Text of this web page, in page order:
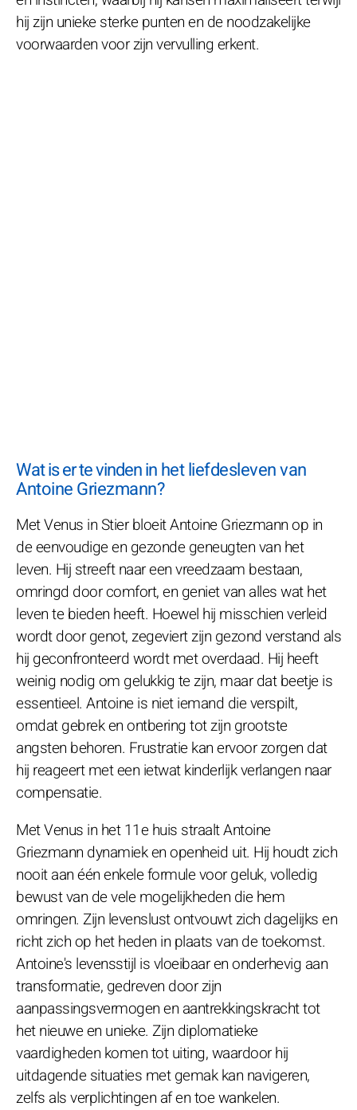
hij zijn unieke sterke punten en de noodzakelijke
voorwaarden voor zijn vervulling erkent.
Wat is er te vinden in het liefdesleven van
Antoine Griezmann?
Met Venus in Stier bloeit Antoine Griezmann op in
de eenvoudige en gezonde geneugten van het
leven. Hij streeft naar een vreedzaam bestaan,
omringd door comfort, en geniet van alles wat het
leven te bieden heeft. Hoewel hij misschien verleid
wordt door genot, zegeviert zijn gezond verstand als
hij geconfronteerd wordt met overdaad. Hij heeft
weinig nodig om gelukkig te zijn, maar dat beetje is
essentieel. Antoine is niet iemand die verspilt,
omdat gebrek en ontbering tot zijn grootste
angsten behoren. Frustratie kan ervoor zorgen dat
hij reageert met een ietwat kinderlijk verlangen naar
compensatie.
Met Venus in het 11e huis straalt Antoine
Griezmann dynamiek en openheid uit. Hij houdt zich
nooit aan één enkele formule voor geluk, volledig
bewust van de vele mogelijkheden die hem
omringen. Zijn levenslust ontvouwt zich dagelijks en
richt zich op het heden in plaats van de toekomst.
Antoine's levensstijl is vloeibaar en onderhevig aan
transformatie, gedreven door zijn
aanpassingsvermogen en aantrekkingskracht tot
het nieuwe en unieke. Zijn diplomatieke
vaardigheden komen tot uiting, waardoor hij
uitdagende situaties met gemak kan navigeren,
zelfs als verplichtingen af en toe wankelen.